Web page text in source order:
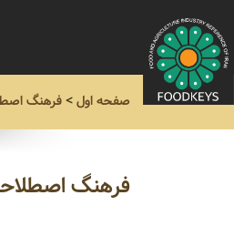
صفحه اول>فرهنگ
فرهنگ